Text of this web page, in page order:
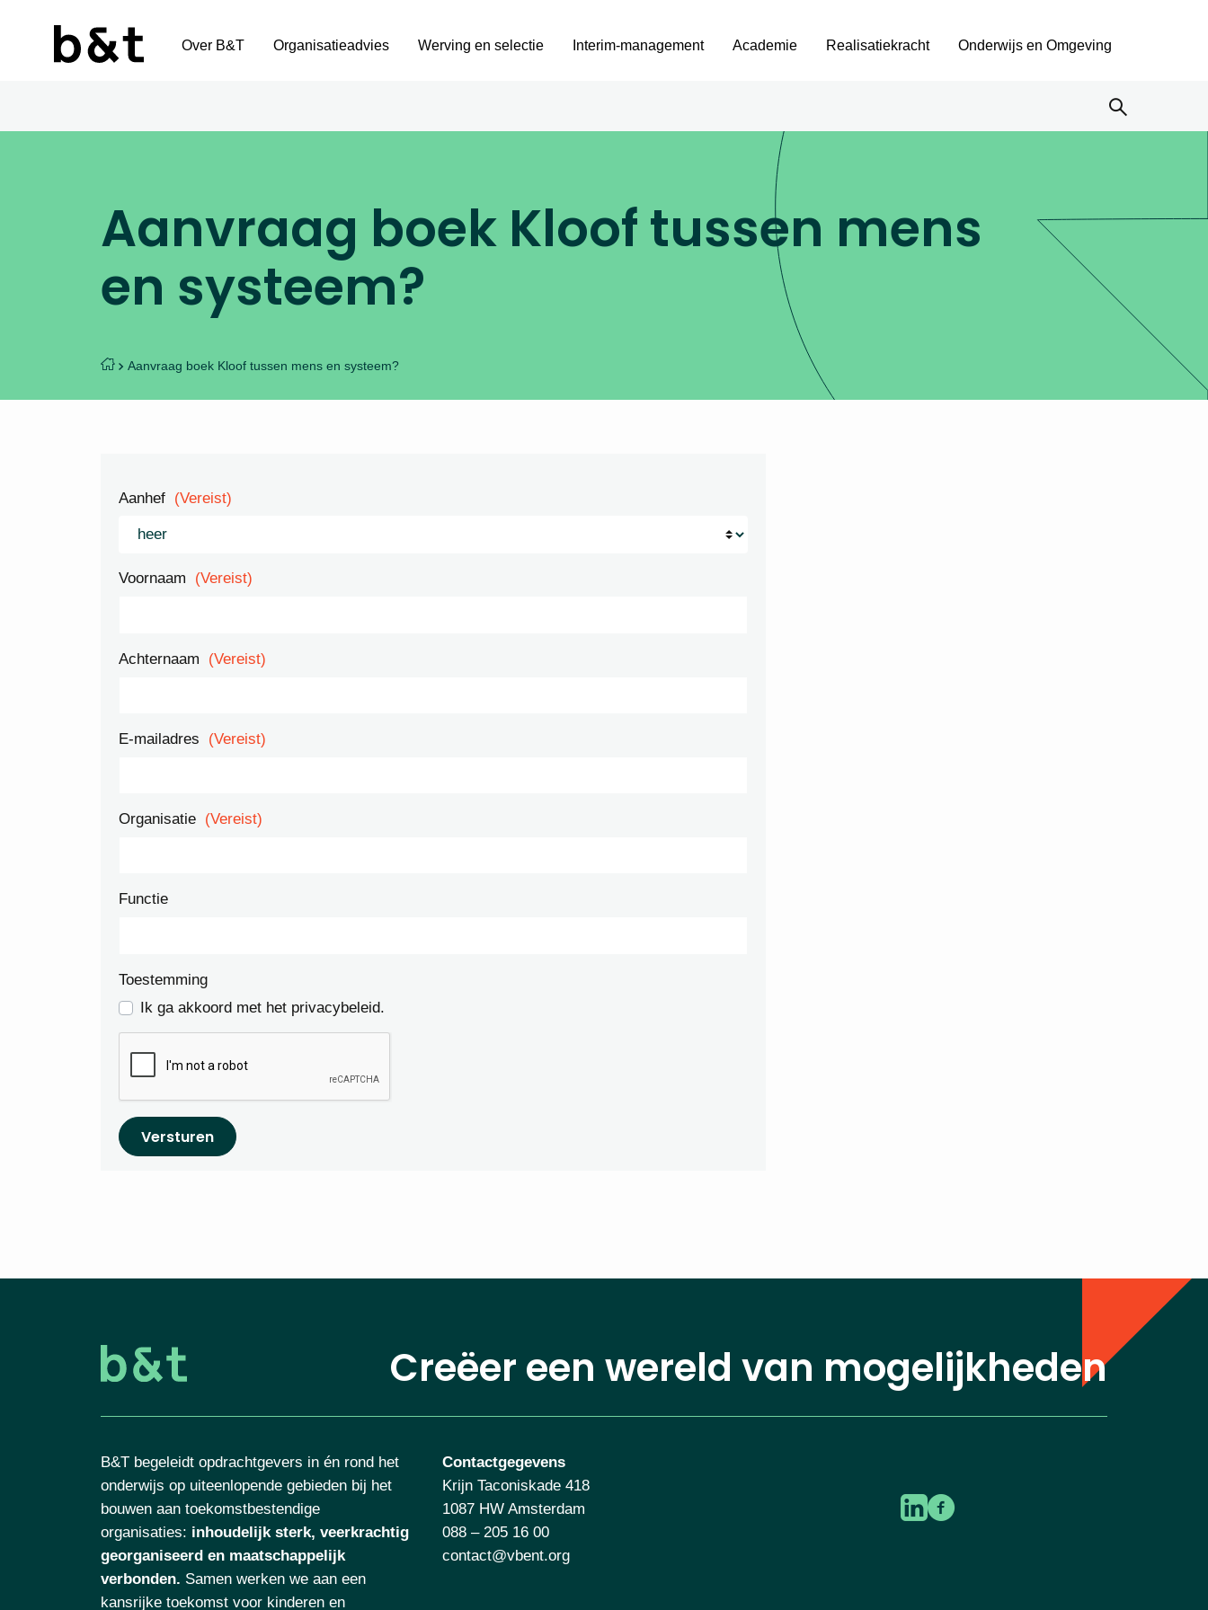
Over B&T Organisatieadvies Werving en selectie Interim-management Academie Realisatiekracht Onderwijs en Omgeving
Aanvraag boek Kloof tussen mens
en systeem?
Aanvraag boek Kloof tussen mens en systeem?
Aanhef (Vereist)
Voornaam (Vereist)
Achternaam (Vereist)
E-mailadres (Vereist)
Organisatie (Vereist)
Functie
Toestemming
Ik ga akkoord met het privacybeleid.
Versturen
Creëer een wereld van mogelijkheden
B&T begeleidt opdrachtgevers in én rond het
onderwijs op uiteenlopende gebieden bij het
bouwen aan toekomstbestendige
organisaties: inhoudelijk sterk, veerkrachtig
georganiseerd en maatschappelijk
verbonden. Samen werken we aan een
kansrijke toekomst voor kinderen en
Contactgegevens
Krijn Taconiskade 418
1087 HW Amsterdam
088 – 205 16 00
contact@vbent.org